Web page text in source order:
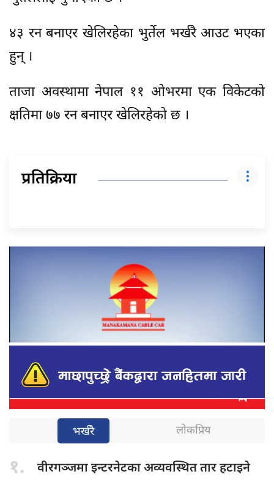
४३ रन बनाएर खेलिरहेका भुर्तेल भर्खरै आउट भएका
हुन् ।
ताजा अवस्थामा नेपाल ११ ओभरमा एक विकेटको
क्षतिमा ७७ रन बनाएर खेलिरहेको छ ।
प्रतिक्रिया
भर्खरै लोकप्रिय
१. वीरगञ्जमा इन्टरनेटकाअव्यवस्थित तार हटाइने